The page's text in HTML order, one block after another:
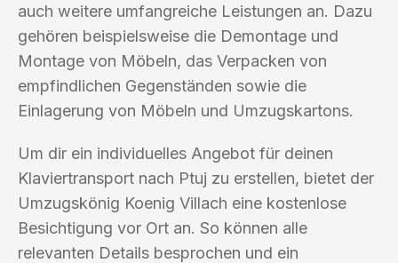
auch weitere umfangreiche Leistungen an. Dazu
gehören beispielsweise die Demontage und
Montage von Möbeln, das Verpacken von
empfindlichen Gegenständen sowie die
Einlagerung von Möbeln und Umzugskartons.
Um dir ein individuelles Angebot für deinen
Klaviertransport nach Ptuj zu erstellen, bietet der
Umzugskönig Koenig Villach eine kostenlose
Besichtigung vor Ort an. So können alle
relevanten Details besprochen und ein